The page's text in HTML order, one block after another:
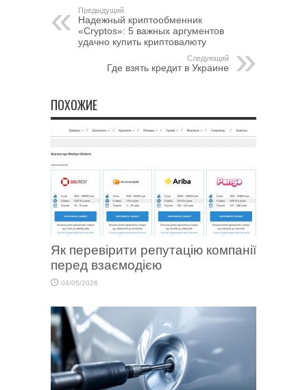
Предыдущий
Надежный криптообменник
«Cryptos»: 5 важных аргументов
удачно купить криптовалюту
Следующий
Где взять кредит в Украине
ПОХОЖИЕ
Як перевірити репутацію компанії
перед взаємодією
04/05/2026